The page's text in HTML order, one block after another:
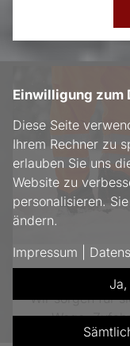
Wir sorgen für
Wege,
Winterdienst
Einwilligung zum
Diese Seite
Ihrem Rechner zu
erlauben Sie uns
Website zu
personalisieren.
ändern.
Impressum